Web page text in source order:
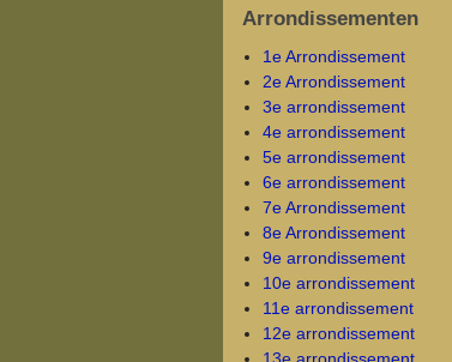
Arrondissementen
1e Arrondissement
2e Arrondissement
3e arrondissement
4e arrondissement
5e arrondissement
6e arrondissement
7e Arrondissement
8e Arrondissement
9e arrondissement
10e arrondissement
11e arrondissement
12e arrondissement
13e arrondissement